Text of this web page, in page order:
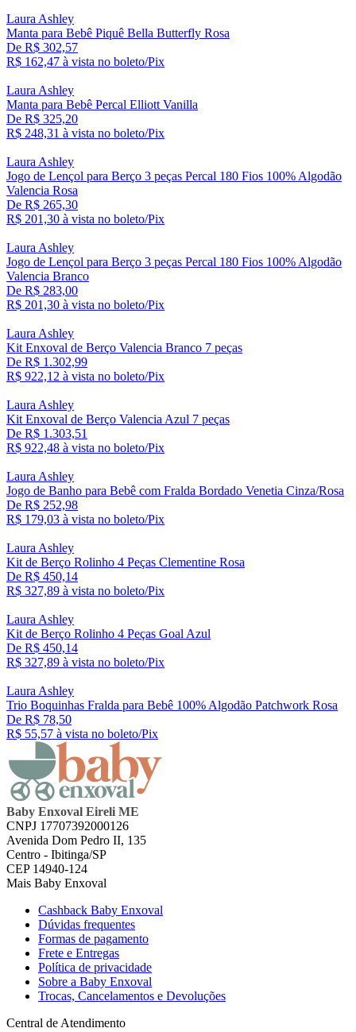
Laura Ashley
Manta para Bebê Piquê Bella Butterfly Rosa
De R$ 302,57
R$ 162,47 à vista no boleto/Pix
Laura Ashley
Manta para Bebê Percal Elliott Vanilla
De R$ 325,20
R$ 248,31 à vista no boleto/Pix
Laura Ashley
Jogo de Lençol para Berço 3 peças Percal 180 Fios 100% Algodão
Valencia Rosa
De R$ 265,30
R$ 201,30 à vista no boleto/Pix
Laura Ashley
Jogo de Lençol para Berço 3 peças Percal 180 Fios 100% Algodão
Valencia Branco
De R$ 283,00
R$ 201,30 à vista no boleto/Pix
Laura Ashley
Kit Enxoval de Berço Valencia Branco 7 peças
De R$ 1.302,99
R$ 922,12 à vista no boleto/Pix
Laura Ashley
Kit Enxoval de Berço Valencia Azul 7 peças
De R$ 1.303,51
R$ 922,48 à vista no boleto/Pix
Laura Ashley
Jogo de Banho para Bebê com Fralda Bordado Venetia Cinza/Rosa
De R$ 252,98
R$ 179,03 à vista no boleto/Pix
Laura Ashley
Kit de Berço Rolinho 4 Peças Clementine Rosa
De R$ 450,14
R$ 327,89 à vista no boleto/Pix
Laura Ashley
Kit de Berço Rolinho 4 Peças Goal Azul
De R$ 450,14
R$ 327,89 à vista no boleto/Pix
Laura Ashley
Trio Boquinhas Fralda para Bebê 100% Algodão Patchwork Rosa
De R$ 78,50
R$ 55,57 à vista no boleto/Pix
Baby Enxoval Eireli ME
CNPJ 17707392000126
Avenida Dom Pedro II, 135
Centro - Ibitinga/SP
CEP 14940-124
Mais Baby Enxoval
Cashback Baby Enxoval
Dúvidas frequentes
Formas de pagamento
Frete e Entregas
Política de privacidade
Sobre a Baby Enxoval
Trocas, Cancelamentos e Devoluções
Central de Atendimento